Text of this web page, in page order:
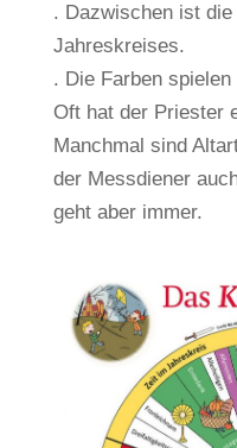
. Dazwischen ist die
Jahreskreises.
. Die Farben
Oft hat der Priester
Manchmal sind
der Messdiener
geht aber immer.